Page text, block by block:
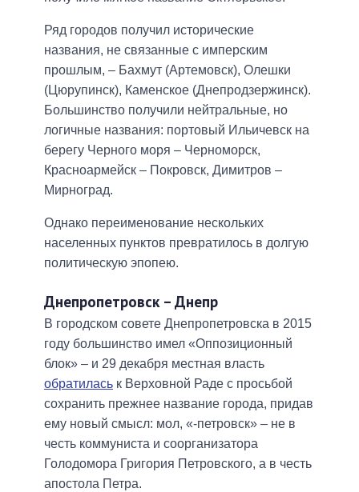
Ряд городов получил исторические
названия, не связанные с имперским
прошлым, – Бахмут (Артемовск), Олешки
(Цюрупинск), Каменское (Днепродзержинск).
Большинство получили нейтральные, но
логичные названия: портовый Ильичевск на
берегу Черного моря – Черноморск,
Красноармейск – Покровск, Димитров –
Мирноград.
Однако переименование нескольких
населенных пунктов превратилось в долгую
политическую эпопею.
Днепропетровск – Днепр
В городском совете Днепропетровска в 2015
году большинство имел «Оппозиционный
блок» – и 29 декабря местная власть
обратилась к Верховной Раде с просьбой
сохранить прежнее название города, придав
ему новый смысл: мол, «-петровск» – не в
честь коммуниста и соорганизатора
Голодомора Григория Петровского, а в честь
апостола Петра.